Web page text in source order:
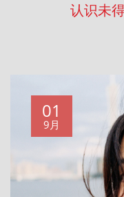
认识未
01
9月